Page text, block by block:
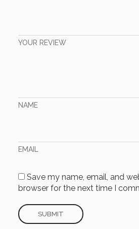
YOUR REVIEW
NAME
EMAIL
Save my name, email, and
browser for the next time I